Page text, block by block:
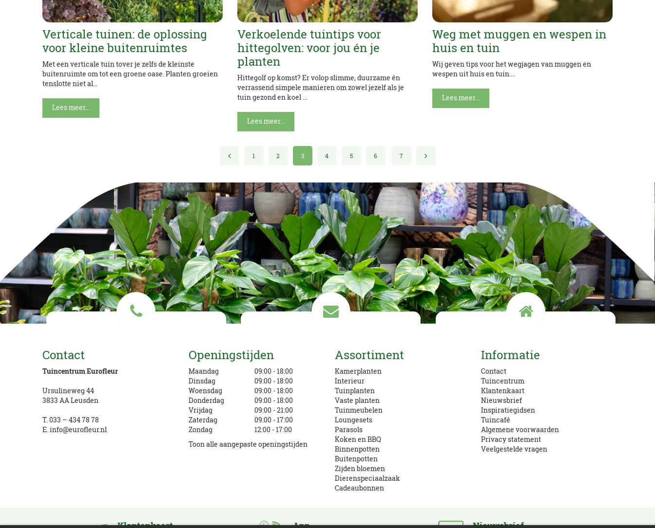
Verticale tuinen: de oplossing
voor kleine buitenruimtes
Met een verticale tuin tover je zelfs de kleinste
buitenruimte om tot een groene oase. Planten groeien
tenslotte niet al...
Lees meer...
Verkoelende tuintips voor
hittegolven: voor jou én je
planten
Hittegolf op komst? Er volop slimme, duurzame én
verrassend simpele manieren om zowel jezelf als je
tuin gezond en koel ...
Lees meer...
Weg met muggen en wespen in
huis en tuin
Wij geven tips voor het wegjagen van muggen en
wespen uit huis en tuin....
Lees meer...
1 2 3 4 5 6 7
info@eurofleur.nl
Openingstijden en route
Contact
Tuincentrum Eurofleur
Ursulineweg 44
3833 AA Leusden
T.033 – 434 78 78
E.info@eurofleur.nl
Openingstijden
Maandag
09:00 - 18:00
Dinsdag
09:00 - 18:00
Woensdag
09:00 - 18:00
Donderdag
09:00 - 18:00
Vrijdag
09:00 - 21:00
Zaterdag
09:00 - 17:00
Zondag
12:00 - 17:00
Toon alle aangepaste openingstijden
Assortiment
Kamerplanten
Interieur
Tuinplanten
Vaste planten
Tuinmeubelen
Loungesets
Parasols
Koken en BBQ
Binnenpotten
Buitenpotten
Zijden bloemen
Dierenspeciaalzaak
Cadeaubonnen
Informatie
Contact
Tuincentrum
Klantenkaart
Nieuwsbrief
Inspiratiegidsen
Tuincafé
Algemene voorwaarden
Privacy statement
Veelgestelde vragen